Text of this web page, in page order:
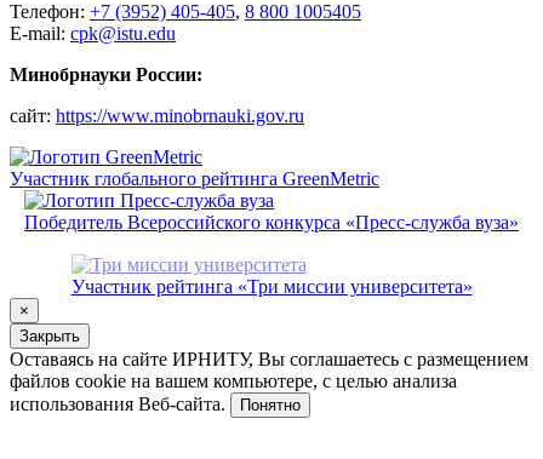
Телефон: +7 (3952) 405-405, 8 800 1005405
E-mail: cpk@istu.edu
Минобрнауки России:
сайт: https://www.minobrnauki.gov.ru
Участник глобального рейтинга GreenMetric
Победитель Всероссийского конкурса «Пресс-служба вуза»
Участник рейтинга «Три миссии университета»
×
Закрыть
Оставаясь на сайте ИРНИТУ, Вы соглашаетесь с размещением
файлов cookie на вашем компьютере, с целью анализа
использования Веб-сайта.
Понятно